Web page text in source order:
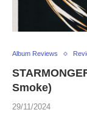
Album Reviews
Smoke)
29/11/2024